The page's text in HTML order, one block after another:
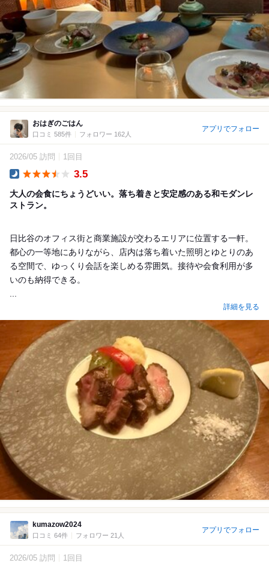
おはぎのごはん
口コミ 585件 フォロワー 162人
アプリでフォロー
2026/05 訪問 1回目
3.5
大人の会食にちょうどいい。落ち着きと安定感のある和モダンレ
ストラン。
日比谷のオフィス街と商業施設が交わるエリアに位置する一軒。
都心の一等地にありながら、店内は落ち着いた照明とゆとりのあ
る空間で、ゆっくり会話を楽しめる雰囲気。接待や会食利用が多
いのも納得できる。
詳細を見る
kumazow2024
口コミ 64件 フォロワー 21人
アプリでフォロー
2026/05 訪問 1回目